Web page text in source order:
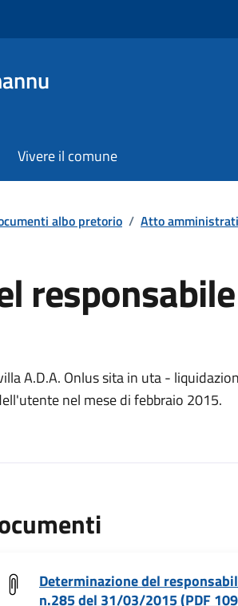
Vivere il comune
albo pretorio / Atto
responsabile
A.D.A. Onlus sita in uta -
nel mese di febbraio 2015.
Determinazione del
n.285 del 31/03/2015 (PDF